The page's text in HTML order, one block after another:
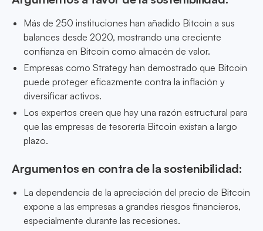
Más de 250 instituciones han añadido Bitcoin a sus
balances desde 2020, mostrando una creciente
confianza en Bitcoin como almacén de valor.
Empresas como Strategy han demostrado que Bitcoin
puede proteger eficazmente contra la inflación y
diversificar activos.
Los expertos creen que hay una razón estructural para
que las empresas de tesorería Bitcoin existan a largo
plazo.
Argumentos en contra de la sostenibilidad:
La dependencia de la apreciación del precio de Bitcoin
expone a las empresas a grandes riesgos financieros,
especialmente durante las recesiones.